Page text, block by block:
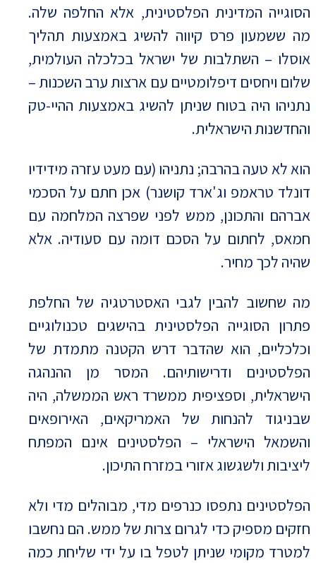
הסוגייה המדינית הפלסטינית, אלא החלפה שלה.
מה ששמעון פרס קיווה להשיג באמצעות תהליך
אוסלו – השתלבות של ישראל בכלכלה העולמית,
שלום ויחסים דיפלומטיים עם ארצות ערב השכנות –
נתניהו היה בטוח שניתן להשיג באמצעות ההיי-טק
והחדשנות הישראלית.
הוא לא טעה בהרבה; נתניהו (עם מעט עזרה מידידיו
דונלד טראמפ וג'ארד קושנר) אכן חתם על הסכמי
אברהם והתכונן, ממש לפני שפרצה המלחמה עם
חמאס, לחתום על הסכם דומה עם סעודיה. אלא
שהיה לכך מחיר.
מה שחשוב להבין לגבי האסטרטגיה של החלפת
פתרון הסוגייה הפלסטינית בהישגים טכנולוגיים
וכלכליים, הוא שהדבר דרש הקטנה מתמדת של
הפלסטינים ודרישותיהם. המסר מן ההנהגה
הישראלית, וספציפית ממשרד ראש הממשלה, היה
שבניגוד להנחות של האמריקאים, האירופאים
והשמאל הישראלי – הפלסטינים אינם המפתח
ליציבות ולשגשוג אזורי במזרח התיכון.
הפלסטינים נתפסו כנרפים מדי, מבוהלים מדי ולא
חזקים מספיק כדי לגרום צרות של ממש. הם נחשבו
למטרד מקומי שניתן לטפל בו על ידי שליחת כמה